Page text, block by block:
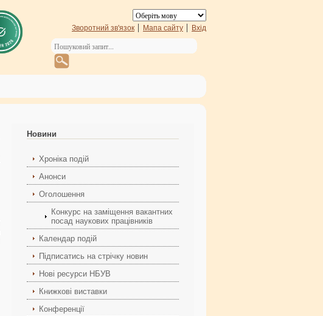
Зворотний зв'язок Мапа сайту Вхід
Новини
Хроніка подій
Анонси
Оголошення
Конкурс на заміщення вакантних
посад наукових працівників
Календар подій
Підписатись на стрічку новин
Нові ресурси НБУВ
Книжкові виставки
Конференції